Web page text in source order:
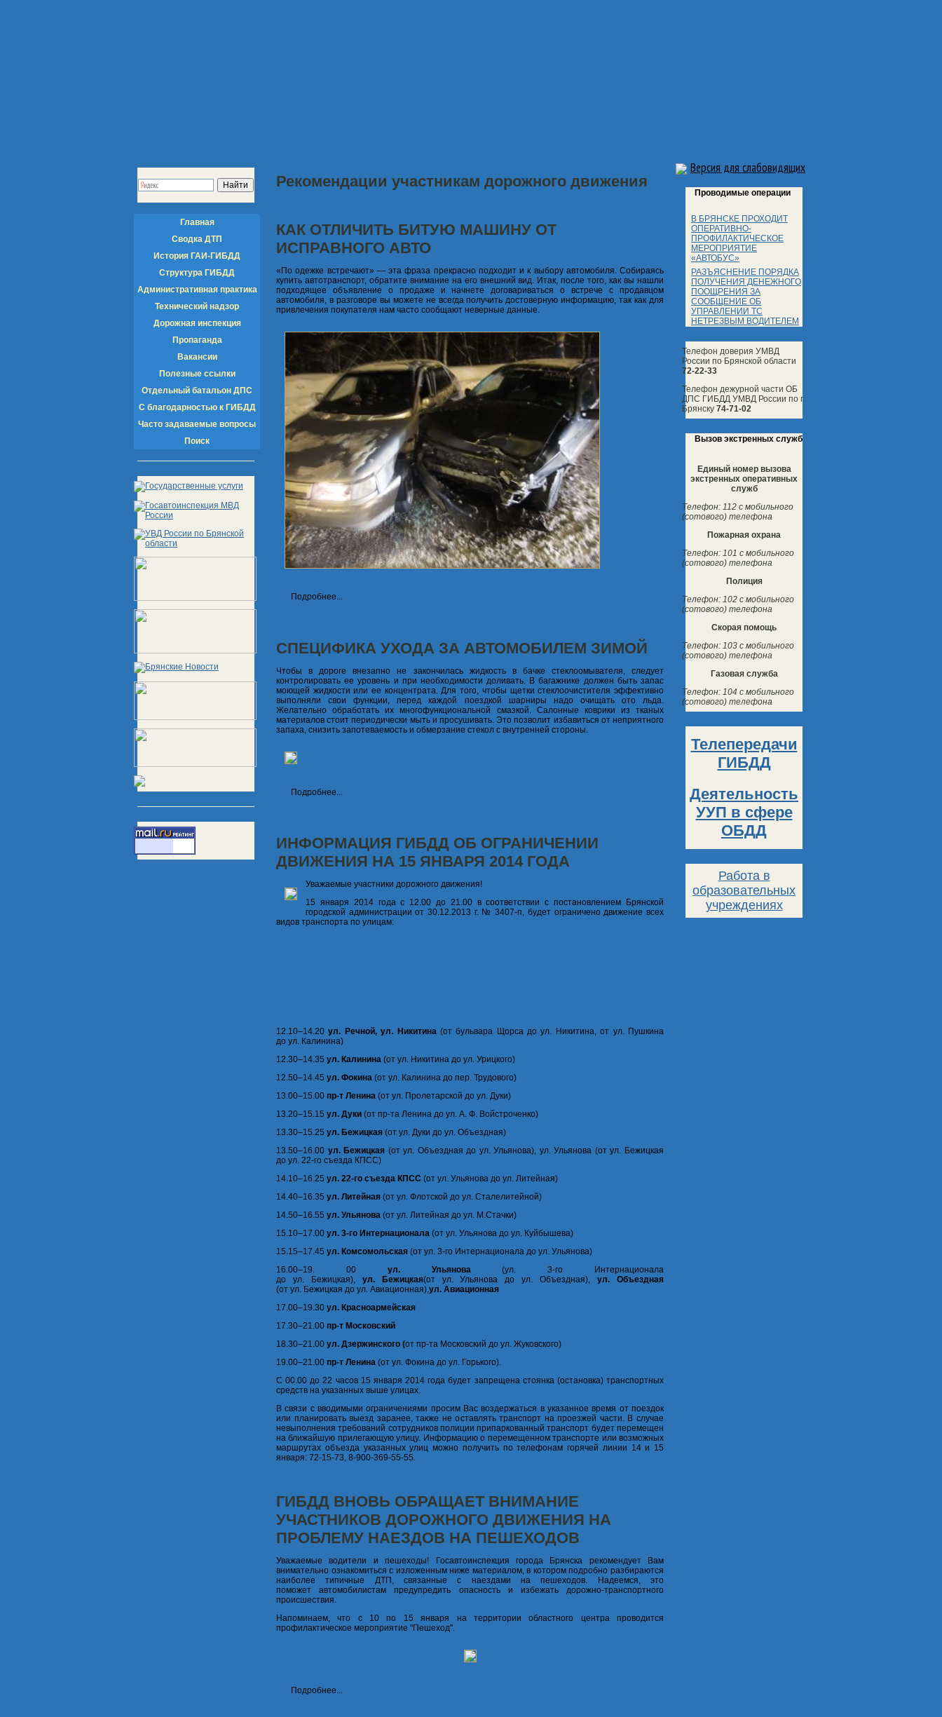
Версия для слабовидящих
Главная
Сводка ДТП
История ГАИ-ГИБДД
Структура ГИБДД
Административная практика
Технический надзор
Дорожная инспекция
Пропаганда
Вакансии
Полезные ссылки
Отдельный батальон ДПС
С благодарностью к ГИБДД
Часто задаваемые вопросы
Поиск
Рекомендации участникам дорожного движения
КАК ОТЛИЧИТЬ БИТУЮ МАШИНУ ОТ
ИСПРАВНОГО АВТО
«По одежке встречают» — эта фраза прекрасно подходит и к выбору автомобиля. Собираясь
купить автотранспорт, обратите внимание на его внешний вид. Итак, после того, как вы нашли
подходящее объявление о продаже и начнете договариваться о встрече с продавцом
автомобиля, в разговоре вы можете не всегда получить достоверную информацию, так как для
привлечения покупателя нам часто сообщают неверные данные.
Подробнее...
СПЕЦИФИКА УХОДА ЗА АВТОМОБИЛЕМ ЗИМОЙ
Чтобы в дороге внезапно не закончилась жидкость в бачке стеклоомывателя, следует
контролировать ее уровень и при необходимости доливать. В багажнике должен быть запас
моющей жидкости или ее концентрата. Для того, чтобы щетки стеклоочистителя эффективно
выполняли свои функции, перед каждой поездкой шарниры надо очищать ото льда.
Желательно обработать их многофункциональной смазкой. Салонные коврики из тканых
материалов стоит периодически мыть и просушивать. Это позволит избавиться от неприятного
запаха, снизить запотеваемость и обмерзание стекол с внутренней стороны.
Подробнее...
ИНФОРМАЦИЯ ГИБДД ОБ ОГРАНИЧЕНИИ
ДВИЖЕНИЯ НА 15 ЯНВАРЯ 2014 ГОДА
Уважаемые участники дорожного движения!
15 января 2014 года с 12.00 до 21.00 в соответствии с постановлением Брянской
городской администрации от 30.12.2013 г. № 3407-п, будет ограничено движение всех
видов транспорта по улицам:
12.10–14.20ул. Речной, ул. Никитина(от бульвара Щорса до ул. Никитина, от ул. Пушкина
до ул. Калинина)
12.30–14.35 ул. Калинина (от ул. Никитина до ул. Урицкого)
12.50–14.45 ул. Фокина (от ул. Калинина до пер. Трудового)
13.00–15.00 пр-т Ленина (от ул. Пролетарской до ул. Дуки)
13.20–15.15 ул. Дуки (от пр-та Ленина до ул. А. Ф. Войстроченко)
13.30–15.25 ул. Бежицкая (от ул. Дуки до ул. Объездная)
13.50–16.00 ул. Бежицкая (от ул. Объездная до ул. Ульянова), ул. Ульянова (от ул. Бежицкая
до ул. 22-го съезда КПСС)
14.10–16.25 ул. 22-го съезда КПСС (от ул. Ульянова до ул. Литейная)
14.40–16.35 ул. Литейная (от ул. Флотской до ул. Сталелитейной)
14.50–16.55 ул. Ульянова (от ул. Литейная до ул. М.Стачки)
15.10–17.00 ул. 3-го Интернационала (от ул. Ульянова до ул. Куйбышева)
15.15–17.45 ул. Комсомольская (от ул. 3-го Интернационала до ул. Ульянова)
16.00–19. 00 ул. Ульянова(ул. 3-го Интернационала
до ул. Бежицкая), ул. Бежицкая(от ул. Ульянова до ул. Объездная),ул. Объездная
(от ул. Бежицкая до ул. Авиационная),ул. Авиационная
17.00–19.30 ул. Красноармейская
17.30–21.00 пр-т Московский
18.30–21.00 ул. Дзержинского (от пр-та Московский до ул. Жуковского)
19.00–21.00 пр-т Ленина (от ул. Фокина до ул. Горького).
С 00.00 до 22 часов 15 января 2014 года будет запрещена стоянка (остановка) транспортных
средств на указанных выше улицах.
В связи с вводимыми ограничениями просим Вас воздержаться в указанное время от поездок
или планировать выезд заранее, также не оставлять транспорт на проезжей части. В случае
невыполнения требований сотрудников полиции припаркованный транспорт будет перемещен
на ближайшую прилегающую улицу. Информацию о перемещенном транспорте или возможных
маршрутах объезда указанных улиц можно получить по телефонам горячей линии 14 и 15
января: 72-15-73, 8-900-369-55-55.
ГИБДД ВНОВЬ ОБРАЩАЕТ ВНИМАНИЕ
УЧАСТНИКОВ ДОРОЖНОГО ДВИЖЕНИЯ НА
ПРОБЛЕМУ НАЕЗДОВ НА ПЕШЕХОДОВ
Уважаемые водители и пешеходы! Госавтоинспекция города Брянска рекомендует Вам
внимательно ознакомиться с изложенным ниже материалом, в котором подробно разбираются
наиболее типичные ДТП, связанные с наездами на пешеходов. Надеемся, это
поможет автомобилистам предупредить опасность и избежать дорожно-транспортного
происшествия.
Напоминаем, что с 10 по 15 января на территории областного центра проводится
профилактическое мероприятие "Пешеход".
Подробнее...
Проводимые операции
В БРЯНСКЕ ПРОХОДИТ
ОПЕРАТИВНО-
ПРОФИЛАКТИЧЕСКОЕ
МЕРОПРИЯТИЕ
«АВТОБУС»
РАЗЪЯСНЕНИЕ ПОРЯДКА
ПОЛУЧЕНИЯ ДЕНЕЖНОГО
ПООЩРЕНИЯ ЗА
СООБЩЕНИЕ ОБ
УПРАВЛЕНИИ ТС
НЕТРЕЗВЫМ ВОДИТЕЛЕМ
Телефон доверия УМВД
России по Брянской области
72-22-33
Телефон дежурной части ОБ
ДПС ГИБДД УМВД России по г.
Брянску 74-71-02
Вызов экстренных служб
Единый номер вызова
экстренных оперативных
служб
Телефон: 112 с мобильного
(сотового) телефона
Пожарная охрана
Телефон: 101 с мобильного
(сотового) телефона
Полиция
Телефон: 102 с мобильного
(сотового) телефона
Скорая помощь
Телефон: 103 с мобильного
(сотового) телефона
Газовая служба
Телефон: 104 с мобильного
(сотового) телефона
Телепередачи
ГИБДД
Деятельность
УУП в сфере
ОБДД
Работа в
образовательных
учреждениях